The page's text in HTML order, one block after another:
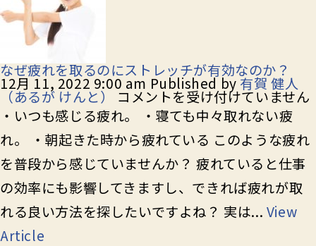
なぜ疲れを取るのにストレッチが有効なのか？
12月 11, 2022 9:00 am Published by有賀 健人
（あるが けんと） な
ぜ
疲
れ
を
取
る
の
に
ス
コメントを受け付けていません
・いつも感じる疲れ。 ・寝ても中々取れない疲
れ。 ・朝起きた時から疲れている このような疲れ
を普段から感じていませんか？ 疲れていると仕事
の効率にも影響してきますし、できれば疲れが取
れる良い方法を探したいですよね？ 実は... View
Article